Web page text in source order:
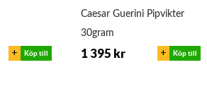
+ Köp till
Caesar Guerini Pipvikter
30gram
1 395 kr + Köp till